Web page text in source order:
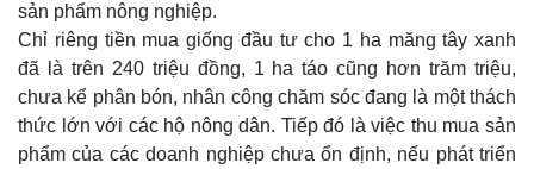
sản phẩm nông nghiệp.
Chỉ riêng tiền mua giống đầu tư cho 1 ha măng tây xanh
đã là trên 240 triệu đồng, 1 ha táo cũng hơn trăm triệu,
chưa kể phân bón, nhân công chăm sóc đang là một thách
thức lớn với các hộ nông dân. Tiếp đó là việc thu mua sản
phẩm của các doanh nghiệp chưa ổn định, nếu phát triển